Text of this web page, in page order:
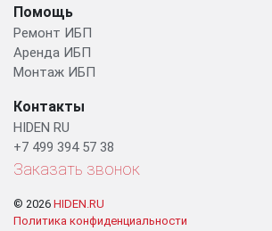
Помощь
Ремонт ИБП
Аренда ИБП
Монтаж ИБП
Контакты
HIDEN RU
+7 499 394 57 38
Заказать звонок
© 2026 HIDEN.RU
Политика конфиденциальности